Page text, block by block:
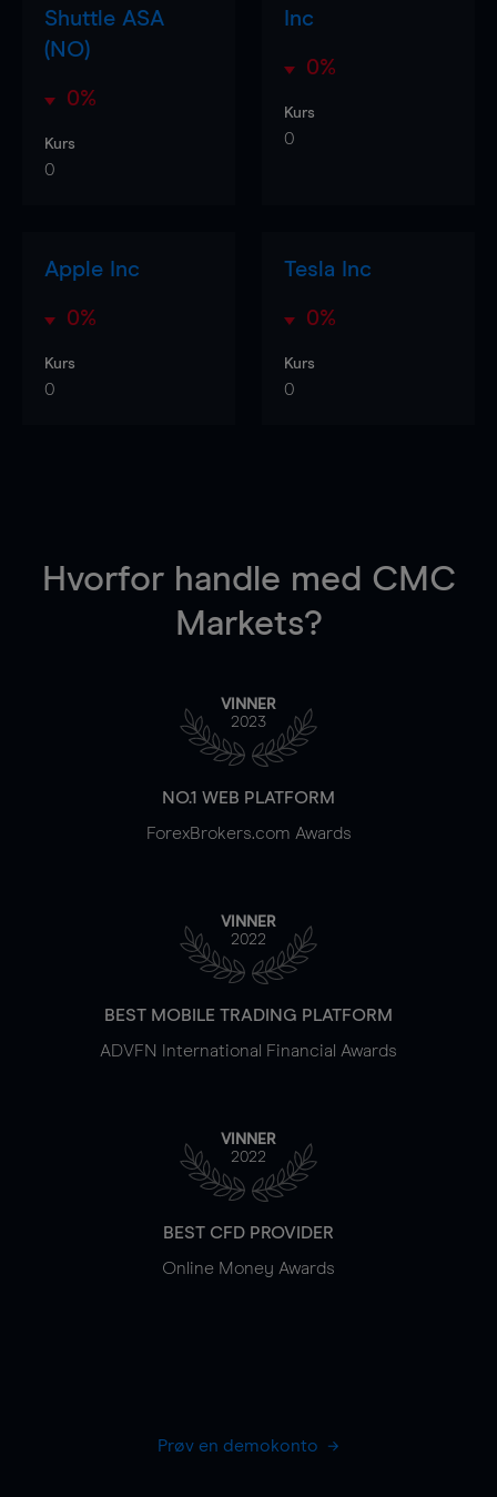
Shuttle ASA
(NO)
0%
Kurs
0
Inc
0%
Kurs
0
Apple Inc
0%
Kurs
0
Tesla Inc
0%
Kurs
0
Hvorfor handle med CMC
Markets?
VINNER
2023
NO.1 WEB PLATFORM
ForexBrokers.com Awards
VINNER
2022
BEST MOBILE TRADING PLATFORM
ADVFN International Financial Awards
VINNER
2022
BEST CFD PROVIDER
Online Money Awards
Prøv en demokonto